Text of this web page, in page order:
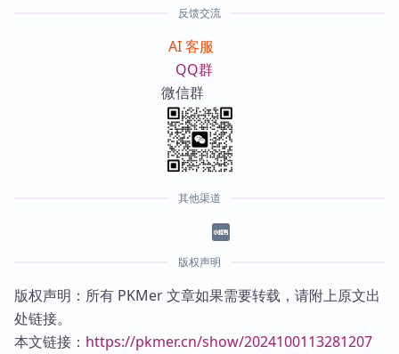
反馈交流
AI 客服
QQ群
微信群
其他渠道
版权声明
版权声明：所有 PKMer 文章如果需要转载，请附上原文出
处链接。
本文链接： https://pkmer.cn/show/2024100113281207